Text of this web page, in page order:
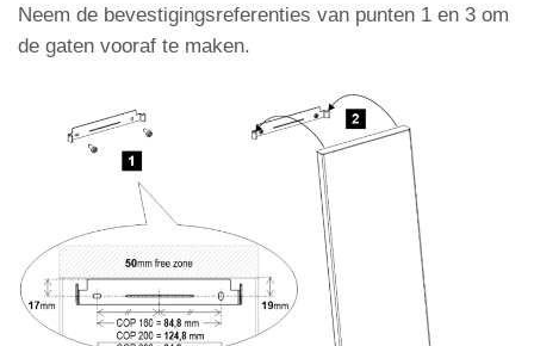
Neem de bevestigingsreferenties van punten 1 en 3 om
de gaten vooraf te maken.